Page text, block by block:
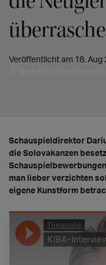
Veröffentlicht am 18. Aug
Schauspieldirektor
die Solovakanzen
man lieber verzichten
eigene Kunstform